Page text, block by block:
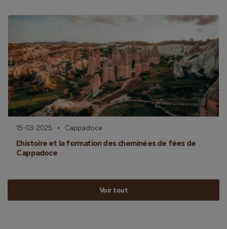
15-03-2025 Cappadoce
L'histoire et la formation des cheminées de fées de
Cappadoce
Voir tout